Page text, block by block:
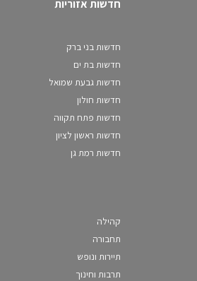
חדשות אזוריות
חדשות בני ברק
חדשות בת ים
חדשות גבעת שמואל
חדשות חולון
חדשות פתח תקווה
חדשות ראשון לציון
חדשות רמת גן
קהילה
תחבורה
תיירות ונופש
תרבות וחינוך